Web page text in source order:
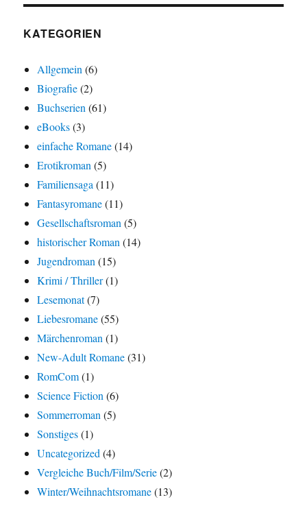
KATEGORIEN
Allgemein (6)
Biografie(2)
Buchserien (61)
eBooks(3)
einfache Romane(14)
Erotikroman (5)
Familiensaga (11)
Fantasyromane(11)
Gesellschaftsroman (5)
historischer Roman (14)
Jugendroman (15)
Krimi / Thriller(1)
Lesemonat(7)
Liebesromane(55)
Märchenroman (1)
New-Adult Romane(31)
RomCom(1)
Science Fiction (6)
Sommerroman (5)
Sonstiges(1)
Uncategorized (4)
Vergleiche Buch/Film/Serie(2)
Winter/Weihnachtsromane(13)